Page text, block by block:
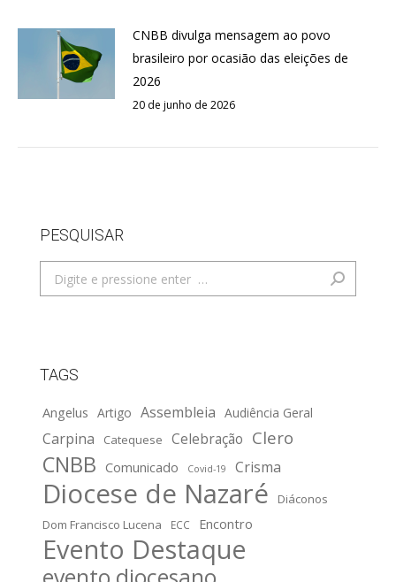
CNBB divulga mensagem ao povo
brasileiro por ocasião das eleições de
2026
20 de junho de 2026
PESQUISAR
Search:
TAGS
Angelus Artigo Assembleia Audiência Geral
Carpina Catequese Celebração Clero
CNBB Comunicado Covid-19 Crisma
Diocese de Nazaré
Diáconos
Dom Francisco Lucena
ECC Encontro
Evento Destaque